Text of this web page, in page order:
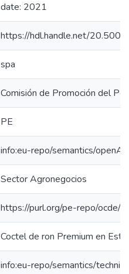
date: 2021
https://hdl.handle.net/
spa
Comisión de Promoción del
PE
info:eu-repo/semantics/
Sector Agronegocios
https://purl.org/pe-repo/ocde/
Coctel de ron Premium en
info:eu-repo/semantics/